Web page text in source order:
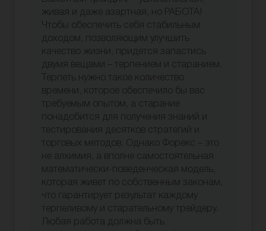
живая и даже азартная, но РАБОТА!
Чтобы обеспечить себя стабильным
доходом, позволяющим улучшить
качество жизни, придется запастись
двумя вещами – терпением и старанием.
Терпеть нужно такое количество
времени, которое обеспечило бы вас
требуемым опытом, а старание
понадобится для получения знаний и
тестирования десятков стратегий и
торговых методов. Однако Форекс – это
не алхимия, а вполне самостоятельная
математически-поведенческая модель,
которая живет по собственным законам,
что гарантирует результат каждому
терпеливому и старательному трейдеру.
Любая работа должна быть